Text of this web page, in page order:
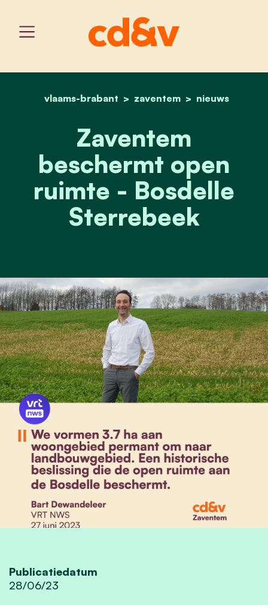
home
vlaams-brabant zaventem nieuws
zaventem beschermt
Zaventem
beschermt open
ruimte - Bosdelle
Sterrebeek
Publicatiedatum
28/06/23